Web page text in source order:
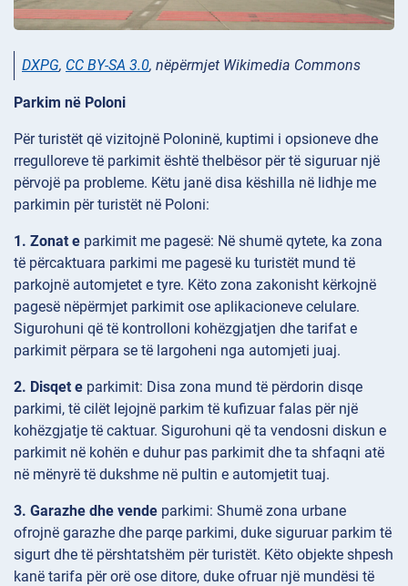
DXPG, CC BY-SA 3.0, nëpërmjet Wikimedia Commons
Parkim në Poloni
Për turistët që vizitojnë Poloninë, kuptimi i opsioneve dhe
rregulloreve të parkimit është thelbësor për të siguruar një
përvojë pa probleme. Këtu janë disa këshilla në lidhje me
parkimin për turistët në Poloni:
1. Zonat e parkimit me pagesë: Në shumë qytete, ka zona
të përcaktuara parkimi me pagesë ku turistët mund të
parkojnë automjetet e tyre. Këto zona zakonisht kërkojnë
pagesë nëpërmjet parkimit ose aplikacioneve celulare.
Sigurohuni që të kontrolloni kohëzgjatjen dhe tarifat e
parkimit përpara se të largoheni nga automjeti juaj.
2. Disqet e parkimit: Disa zona mund të përdorin disqe
parkimi, të cilët lejojnë parkim të kufizuar falas për një
kohëzgjatje të caktuar. Sigurohuni që ta vendosni diskun e
parkimit në kohën e duhur pas parkimit dhe ta shfaqni atë
në mënyrë të dukshme në pultin e automjetit tuaj.
3. Garazhe dhe vende parkimi: Shumë zona urbane
ofrojnë garazhe dhe parqe parkimi, duke siguruar parkim të
sigurt dhe të përshtatshëm për turistët. Këto objekte shpesh
kanë tarifa për orë ose ditore, duke ofruar një mundësi të